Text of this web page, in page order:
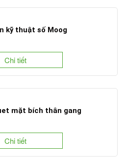
kỹ thuật số Moog
Chi tiết
mặt bích thân gang
Chi tiết